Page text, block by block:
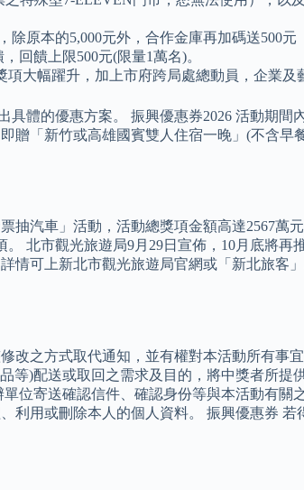
原本的5,000元外，合作金庫再加碼送500元
回饋上限500元(限量1萬名)。
大幅躍升，加上市府跨局處總動員，企業及
體的優惠方案。 振興優惠券2026 活動期間
「新竹或高雄國賓雙人住宿一晚」(不含早
汽車」活動，活動總獎項金額高達2567萬
。 北市觀光旅遊局9月29日宣佈，10月底將
情可上新北市觀光旅遊局官網或「新北旅客
改之方式取代通知，並有權對本活動所有事
)配送或取回之需求及目的，將中獎者所提
位寄送確認信件、確認身份等與本活動有
利用或刪除本人的個人資料。 振興優惠券